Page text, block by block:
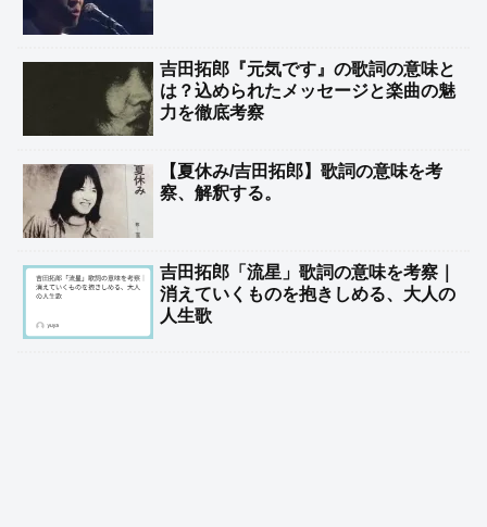
吉田拓郎『元気です』の歌詞の意味と
は？込められたメッセージと楽曲の魅
力を徹底考察
【夏休み/吉田拓郎】歌詞の意味を考
察、解釈する。
吉田拓郎「流星」歌詞の意味を考察｜
消えていくものを抱きしめる、大人の
人生歌